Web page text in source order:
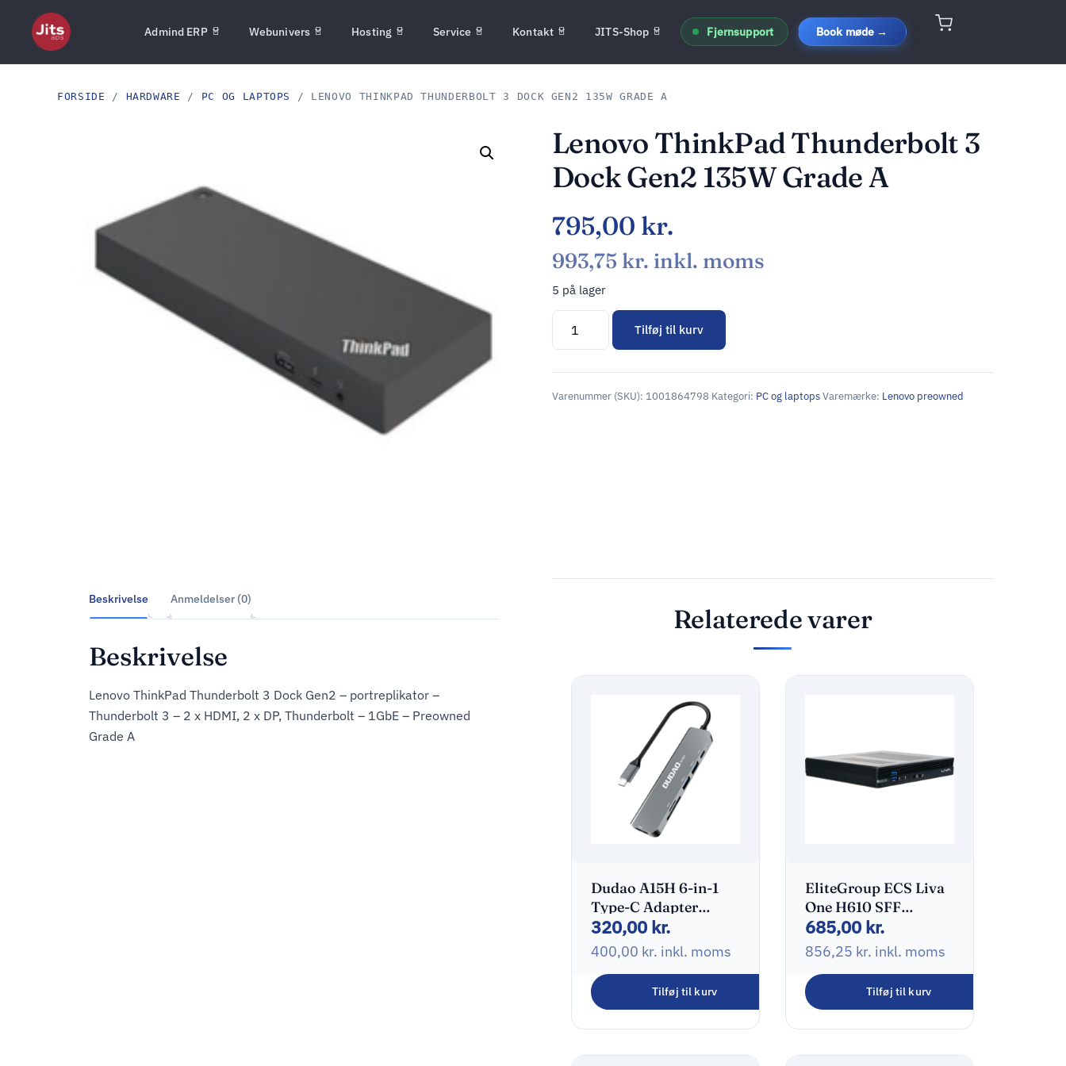
Admind ERP Webunivers Hosting Service Kontakt JITS-Shop Fjernsupport Book møde →
FORSIDE / HARDWARE / PC OG LAPTOPS / LENOVO THINKPAD THUNDERBOLT 3 DOCK GEN2 135W GRADE A
Lenovo ThinkPad Thunderbolt 3
Dock Gen2 135W Grade A
795,00 kr.
993,75 kr. inkl. moms
5 på lager
Tilføj til kurv
Alternative:
Varenummer (SKU): 1001864798 Kategori: PC og laptopsVaremærke: Lenovo preowned
Beskrivelse Anmeldelser (0)
Beskrivelse
Lenovo ThinkPad Thunderbolt 3 Dock Gen2 – portreplikator –
Thunderbolt 3 – 2 x HDMI, 2 x DP, Thunderbolt – 1GbE – Preowned
Grade A
Relaterede varer
Dudao A15H 6-in-1
Type-C Adapter
Dockingstation
320,00 kr.
400,00 kr. inkl. moms
Tilføj til kurv
EliteGroup ECS Liva
One H610 SFF
Barebone LGA1700
0GB No-OS Sort
685,00 kr.
856,25 kr. inkl. moms
Tilføj til kurv